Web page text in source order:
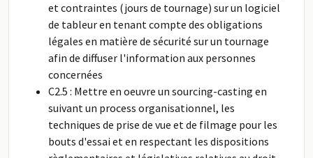
et contraintes (jours de tournage) sur un logiciel
de tableur en tenant compte des obligations
légales en matière de sécurité sur un tournage
afin de diffuser l'information aux personnes
concernées
C2.5 : Mettre en oeuvre un sourcing-casting en
suivant un process organisationnel, les
techniques de prise de vue et de filmage pour les
bouts d'essai et en respectant les dispositions